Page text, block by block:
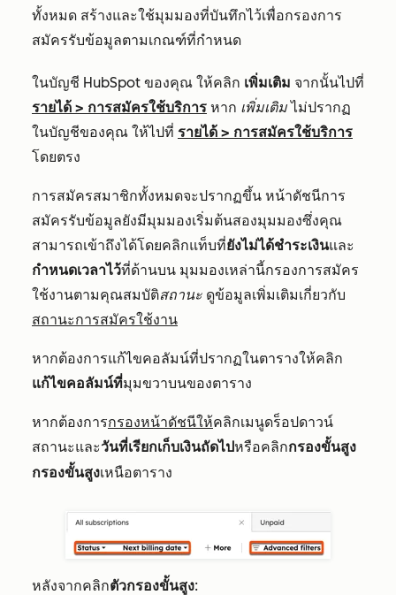
ทั้งหมด สร้างและใช้มุมมองที่บันทึกไว้เพื่อกรองการ
สมัครรับข้อมูลตามเกณฑ์ที่กำหนด
ในบัญชี HubSpot ของคุณ ให้คลิก เพิ่มเติม จากนั้นไปที่
รายได้ > การสมัครใช้บริการ หาก เพิ่มเติมไม่ปรากฏ
ในบัญชีของคุณ ให้ไปที่ รายได้ > การสมัครใช้บริการ
โดยตรง
การสมัครสมาชิกทั้งหมดจะปรากฏขึ้น หน้าดัชนีการ
สมัครรับข้อมูลยังมีมุมมองเริ่มต้นสองมุมมองซึ่งคุณ
สามารถเข้าถึงได้โดยคลิกแท็บที่ยังไม่ได้ชำระเงินและ
กำหนดเวลาไว้ที่ด้านบน มุมมองเหล่านี้กรองการสมัคร
ใช้งานตามคุณสมบัติสถานะ ดูข้อมูลเพิ่มเติมเกี่ยวกับ
สถานะการสมัครใช้งาน
หากต้องการแก้ไขคอลัมน์ที่ปรากฏในตารางให้คลิก
แก้ไขคอลัมน์ที่มุมขวาบนของตาราง
หากต้องการกรองหน้าดัชนีให้คลิกเมนูดร็อปดาวน์
สถานะและวันที่เรียกเก็บเงินถัดไปหรือคลิกกรองขั้นสูง
กรองขั้นสูงเหนือตาราง
หลังจากคลิกตัวกรองขั้นสูง: